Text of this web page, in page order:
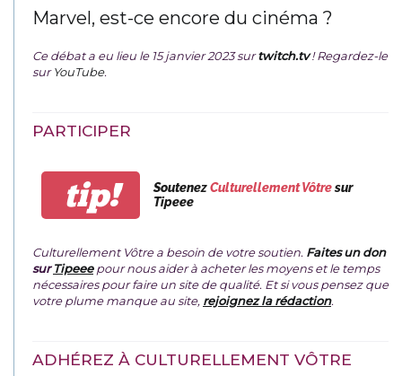
Marvel, est-ce encore du cinéma ?
Ce débat a eu lieu le 15 janvier 2023 surtwitch.tv ! Regardez-le
surYouTube.
PARTICIPER
tip! SoutenezCulturellement Vôtresur
Tipeee
Culturellement Vôtre a besoin de votre soutien. Faites un don
surTipeeepour nous aider à acheter les moyens et le temps
nécessaires pour faire un site de qualité. Et si vous pensez que
votre plume manque au site, rejoignez la rédaction.
ADHÉREZ À CULTURELLEMENT VÔTRE